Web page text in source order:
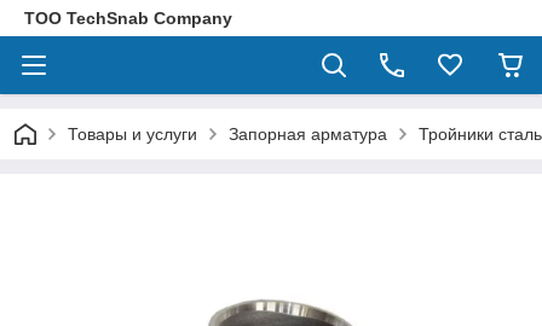
ТОО TechSnab Company
Товары и услуги Запорная арматура Тройники